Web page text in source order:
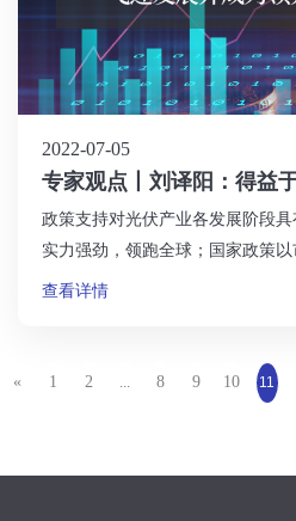
2022-07-05
专家观点丨刘译阳：得益
产业飞速发展并成为领先
政策支持对光伏产业各发展阶段
实力强劲，领跑全球；国家政策以
保障机制，为光伏产业营造良好发
查看详情
« 1 2 ... 8 9 10 11